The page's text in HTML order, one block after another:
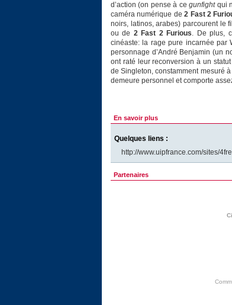
d’action (on pense à cegunfightqui
caméra numérique de2 Fast 2
noirs, latinos, arabes) parcourent le
ou de 2 Fast 2 Furious. De plus,
cinéaste: la rage pure incarnée par
personnage d’André Benjamin (un
ont raté leur reconversion à un
de Singleton, constamment mesuré
demeure personnel et comporte
En savoir plus
Quelques liens :
http://www.uipfrance.com/sites/
Partenaires